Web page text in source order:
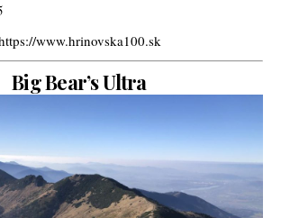
www.hrinovska100.sk
Big Bear’s Ultra